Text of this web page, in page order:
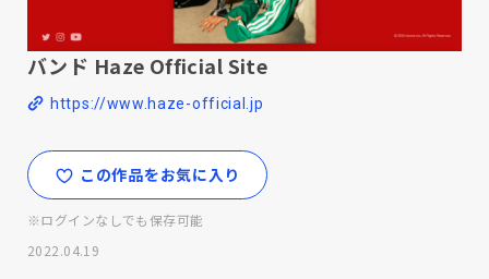
バンド Haze Official Site
https://www.haze-official.jp
この作品をお気に入り
※ログインなしでも保存可能
2022.04.19